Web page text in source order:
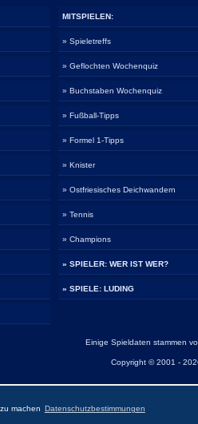
machen Datenschutzbestimmungen
MITSPIELEN:
» Spieletreffs
» Geflochten Wochenquiz
» Buchstaben Wochenquiz
» Fußball-Tipps
» Formel 1-Tipps
» Knister
» Ostfriesisches Deichwandern
» Tennis
» Champions
» SPIELER: WER IST WER?
» SPIELE: LUDING
Einige Spieldaten stammen
Copyright © 2001 -